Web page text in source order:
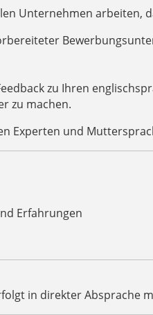
Unternehmen arbeiten,
zu Ihren
zu machen.
Experten und
Erfahrungen
in direkter Absprache